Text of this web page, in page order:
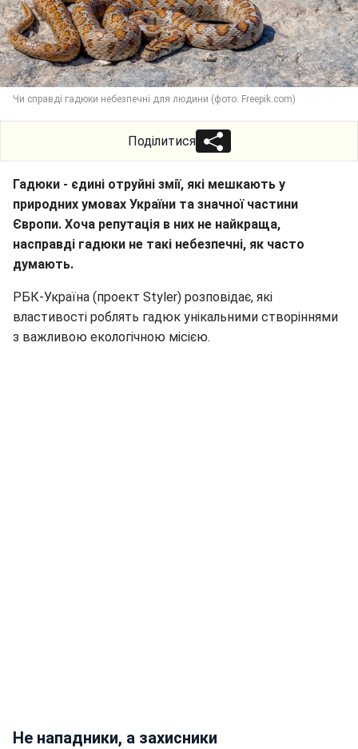
Чи справді гадюки небезпечні для людини (фото: Freepik.com)
Поділитися
Гадюки - єдині отруйні змії, які мешкають у
природних умовах України та значної частини
Європи. Хоча репутація в них не найкраща,
насправді гадюки не такі небезпечні, як часто
думають.
РБК-Україна (проект Styler) розповідає, які
властивості роблять гадюк унікальними створіннями
з важливою екологічною місією.
Не нападники, а захисники